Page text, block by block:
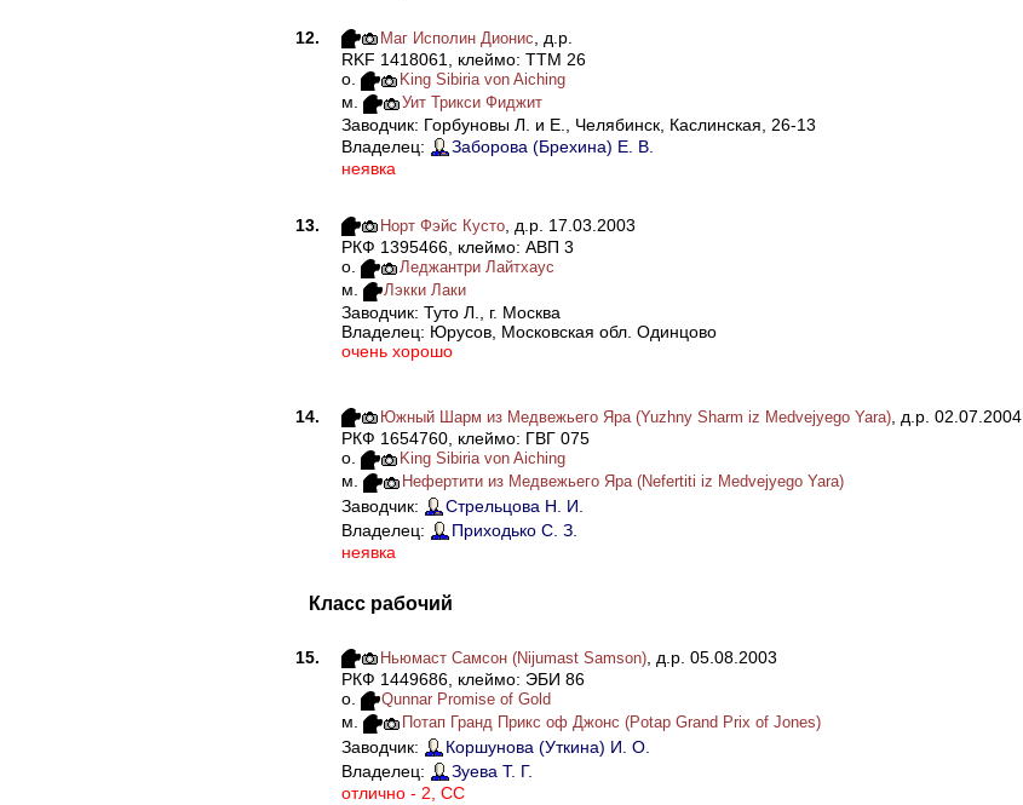
12. Маг Исполин Дионис , д.р.
RKF 1418061, клеймо: ТТМ 26
о.
King Sibiria von Aiching
м. Уит Трикси Фиджит
Заводчик: Горбуновы Л. и Е., Челябинск, Каслинская, 26-13
Владелец:
Заборова (Брехина) Е. В.
неявка
13. Норт Фэйс Кусто, д.р. 17.03.2003
РКФ 1395466, клеймо: АВП 3
о.
Леджантри Лайтхаус
м. Лэкки Лаки
Заводчик: Туто Л., г. Москва
Владелец: Юрусов, Московская обл. Одинцово
очень хорошо
14. Южный Шарм из Медвежьего Яра (Yuzhny Sharm iz Medvejyego Yara), д.р. 02.07.2004
РКФ 1654760, клеймо: ГВГ 075
о.
King Sibiria von Aiching
м. Нефертити из Медвежьего Яра (Nefertiti iz Medvejyego Yara)
Заводчик:
Стрельцова Н. И.
Владелец:
Приходько С. З.
неявка
Класс рабочий
15. Ньюмаст Самсон (Nijumast Samson), д.р. 05.08.2003
РКФ 1449686, клеймо: ЭБИ 86
о.
Qunnar Promise of Gold
м. Потап Гранд Прикс oф Джонс (Potap Grand Prix of Jones)
Заводчик:
Коршунова (Уткина) И. О.
Владелец:
Зуева Т. Г.
отлично - 2, СС